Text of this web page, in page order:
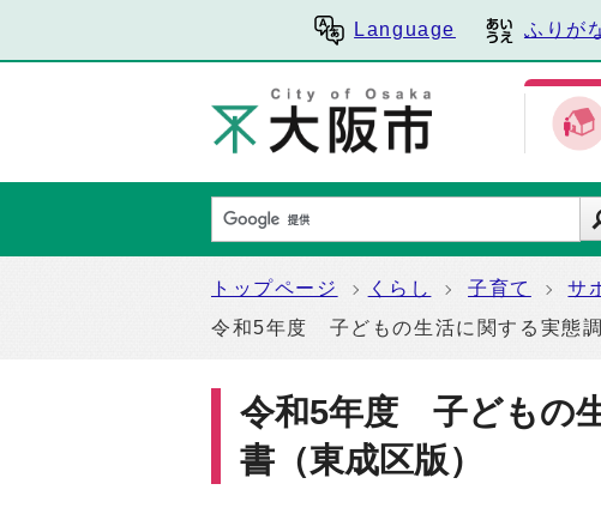
Language ふりが
トップページ くらし 子育て サ
令和5年度 子どもの生活に関する実態調
令和5年度 子どもの
書（東成区版）